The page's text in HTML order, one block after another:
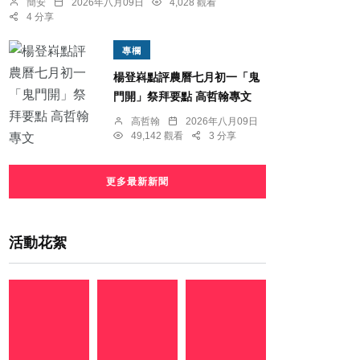
簡安 2026年八月09日
4,028 觀看
4 分享
專欄
楊登嵙點評農曆七月初一「鬼
門開」祭拜要點 高哲翰專文
高哲翰
2026年八月09日
49,142 觀看
3 分享
更多最新新聞
活動花絮